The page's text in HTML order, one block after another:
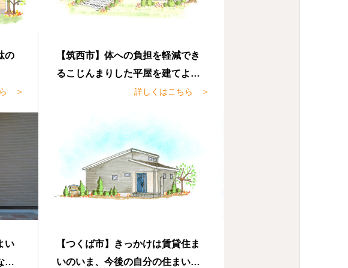
の
ら ＞
【筑西市】体への負担を軽減でき
るこじんまりした平屋を建てよう
詳しくはこちら ＞
い
っ
【つくば市】きっかけは賃貸住ま
いのいま、今後の自分の住まいや